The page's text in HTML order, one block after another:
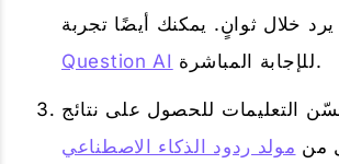
يرد خلال ثوانٍ. يمكنك أيضًا تجربة
Question AI
للإجابة المباشرة.
التعليمات للحصول على نتائج
من مولد ردود الذكاء الاصطناعي